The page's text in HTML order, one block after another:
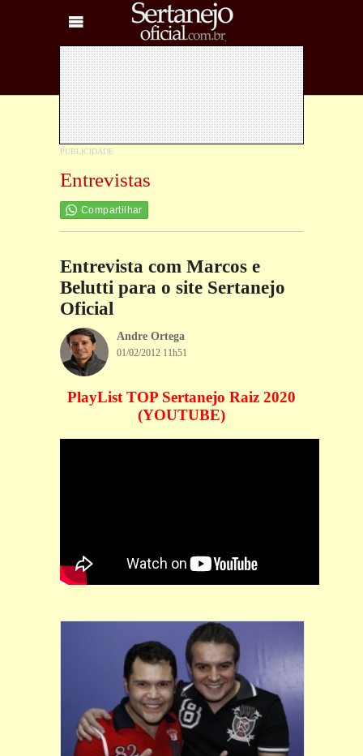
Entrevistas
Compartilhar
Entrevista com Marcos e
Belutti para o site Sertanejo
Oficial
Andre Ortega
01/02/2012 11h51
PlayList TOP Sertanejo Raiz 2020
(YOUTUBE)